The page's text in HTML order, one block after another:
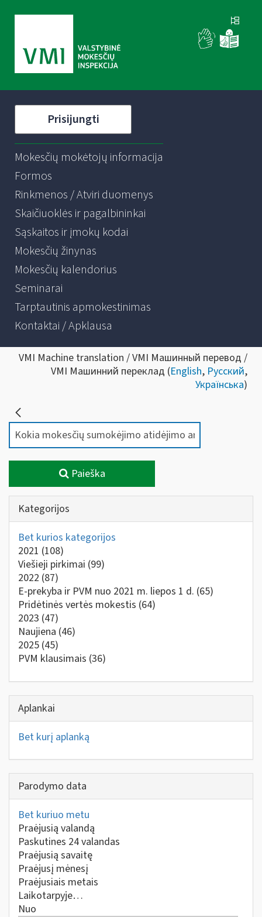
Prisijungti
Mokesčių mokėtojų informacija
Formos
Rinkmenos / Atviri duomenys
Skaičiuoklės ir pagalbininkai
Sąskaitos ir įmokų kodai
Mokesčių žinynas
Mokesčių kalendorius
Seminarai
Tarptautinis apmokestinimas
Kontaktai / Apklausa
VMI Machine translation / VMI Машинный перевод /
VMI Машинний переклад (English, Русский,
Українська)
Paieška
Kategorijos
Bet kurios kategorijos
2021 (108)
Viešieji pirkimai (99)
2022 (87)
E-prekyba ir PVM nuo 2021 m. liepos 1 d. (65)
Pridėtinės vertės mokestis (64)
2023 (47)
Naujiena (46)
2025 (45)
PVM klausimais (36)
Aplankai
Bet kurį aplanką
Parodymo data
Bet kuriuo metu
Praėjusią valandą
Paskutines 24 valandas
Praėjusią savaitę
Praėjusį mėnesį
Praėjusiais metais
Laikotarpyje…
Nuo